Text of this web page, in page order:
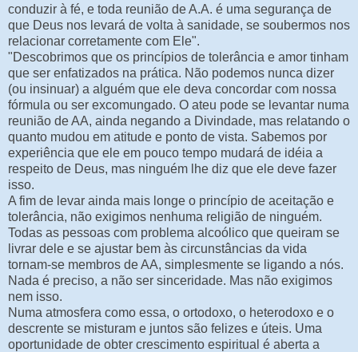
conduzir à fé, e toda reunião de A.A. é uma segurança de
que Deus nos levará de volta à sanidade, se soubermos nos
relacionar corretamente com Ele".
"Descobrimos que os princípios de tolerância e amor tinham
que ser enfatizados na prática. Não podemos nunca dizer
(ou insinuar) a alguém que ele deva concordar com nossa
fórmula ou ser excomungado. O ateu pode se levantar numa
reunião de AA, ainda negando a Divindade, mas relatando o
quanto mudou em atitude e ponto de vista. Sabemos por
experiência que ele em pouco tempo mudará de idéia a
respeito de Deus, mas ninguém lhe diz que ele deve fazer
isso.
A fim de levar ainda mais longe o princípio de aceitação e
tolerância, não exigimos nenhuma religião de ninguém.
Todas as pessoas com problema alcoólico que queiram se
livrar dele e se ajustar bem às circunstâncias da vida
tornam-se membros de AA, simplesmente se ligando a nós.
Nada é preciso, a não ser sinceridade. Mas não exigimos
nem isso.
Numa atmosfera como essa, o ortodoxo, o heterodoxo e o
descrente se misturam e juntos são felizes e úteis. Uma
oportunidade de obter crescimento espiritual é aberta a